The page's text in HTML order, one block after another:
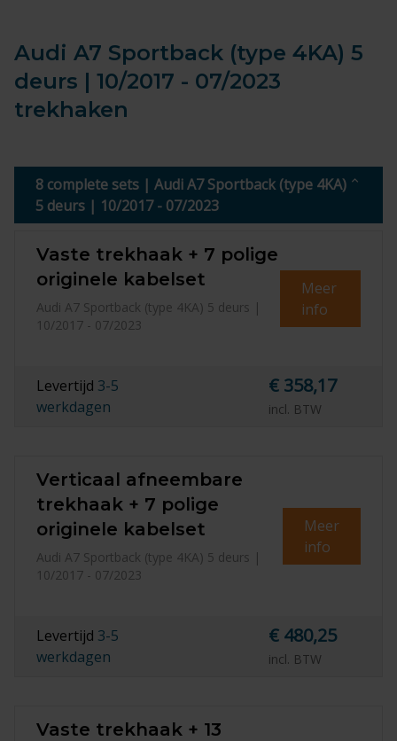
Audi A7 Sportback (type 4KA) 5
deurs | 10/2017 - 07/2023
trekhaken
8 complete sets | Audi A7 Sportback (type 4KA)
5 deurs | 10/2017 - 07/2023
Vaste trekhaak + 7 polige
originele kabelset
Audi A7 Sportback (type 4KA) 5 deurs |
10/2017 - 07/2023
Meer
info
Levertijd 3-5
werkdagen
€ 358,17
incl. BTW
Verticaal afneembare
trekhaak + 7 polige
originele kabelset
Audi A7 Sportback (type 4KA) 5 deurs |
10/2017 - 07/2023
Meer
info
Levertijd 3-5
werkdagen
€ 480,25
incl. BTW
Vaste trekhaak + 13